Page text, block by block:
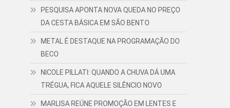
PESQUISA APONTA NOVA QUEDA NO PREÇO
DA CESTA BÁSICA EM SÃO BENTO
METAL É DESTAQUE NA PROGRAMAÇÃO DO
BECO
NICOLE PILLATI: QUANDO A CHUVA DÁ UMA
TRÉGUA, FICA AQUELE SILÊNCIO NOVO
MARLISA REÚNE PROMOÇÃO EM LENTES E